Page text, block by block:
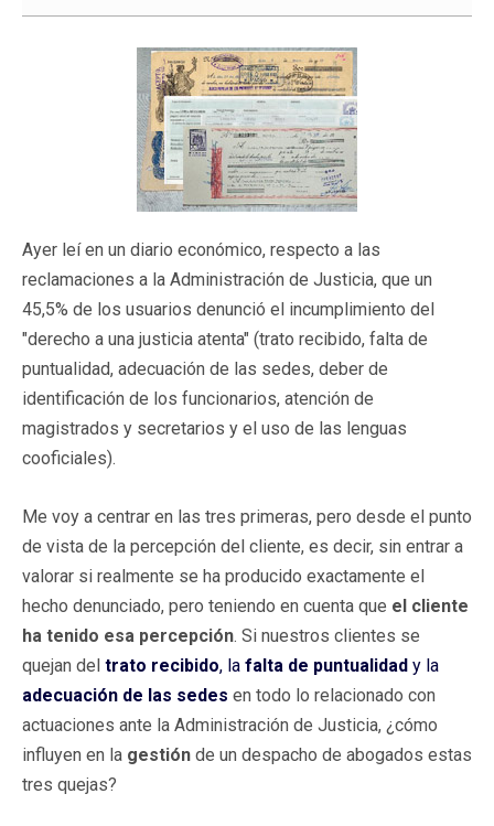
Ayer leí en un diario económico, respecto a las
reclamaciones a la Administración de Justicia, que un
45,5% de los usuarios denunció el incumplimiento del
"derecho a una justicia atenta" (trato recibido, falta de
puntualidad, adecuación de las sedes, deber de
identificación de los funcionarios, atención de
magistrados y secretarios y el uso de las lenguas
cooficiales).
Me voy a centrar en las tres primeras, pero desde el punto
de vista de la percepción del cliente, es decir, sin entrar a
valorar si realmente se ha producido exactamente el
hecho denunciado, pero teniendo en cuenta que el cliente
ha tenido esa percepción. Si nuestros clientes se
quejan del trato recibido, la falta de puntualidad y la
adecuación de las sedes en todo lo relacionado con
actuaciones ante la Administración de Justicia, ¿cómo
influyen en la gestión de un despacho de abogados estas
tres quejas?